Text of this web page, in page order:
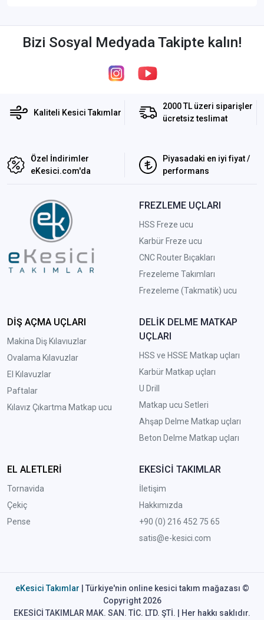
Bizi Sosyal Medyada Takipte kalın!
Kaliteli Kesici Takımlar
2000 TL üzeri siparişler
ücretsiz teslimat
Özel İndirimler
eKesici.com'da
Piyasadaki en iyi fiyat /
performans
FREZLEME UÇLARI
HSS Freze ucu
Karbür Freze ucu
CNC Router Bıçakları
Frezeleme Takımları
Frezeleme (Takmatik) ucu
DİŞ AÇMA UÇLARI
Makina Diş Kılavıuzlar
Ovalama Kılavuzlar
El Kılavuzlar
Paftalar
Kılavız Çıkartma Matkap ucu
DELİK DELME MATKAP
UÇLARI
HSS ve HSSE Matkap uçları
Karbür Matkap uçları
U Drill
Matkap ucu Setleri
Ahşap Delme Matkap uçları
Beton Delme Matkap uçları
EL ALETLERİ
Tornavida
Çekiç
Pense
EKESİCİ TAKIMLAR
İletişim
Hakkımızda
+90 (0) 216 452 75 65
satis@e-kesici.com
eKesici Takımlar | Türkiye'nin online kesici takım mağazası ©
Copyright 2026
EKESİCİ TAKIMLAR MAK. SAN. TİC. LTD. ŞTİ. | Her hakkı saklıdır.